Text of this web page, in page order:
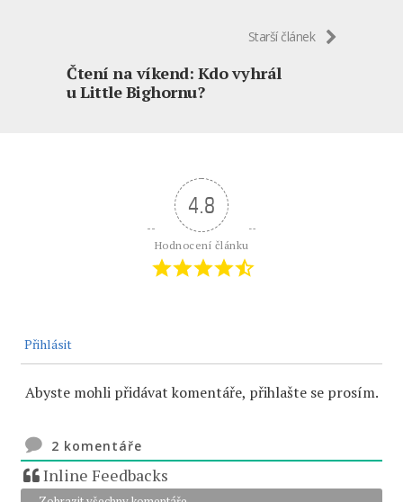
Starší článek
Čtení na víkend: Kdo vyhrál
u Little Bighornu?
4.8
Hodnocení článku
Přihlásit
Abyste mohli přidávat komentáře, přihlašte se prosím.
2 komentáře
Inline Feedbacks